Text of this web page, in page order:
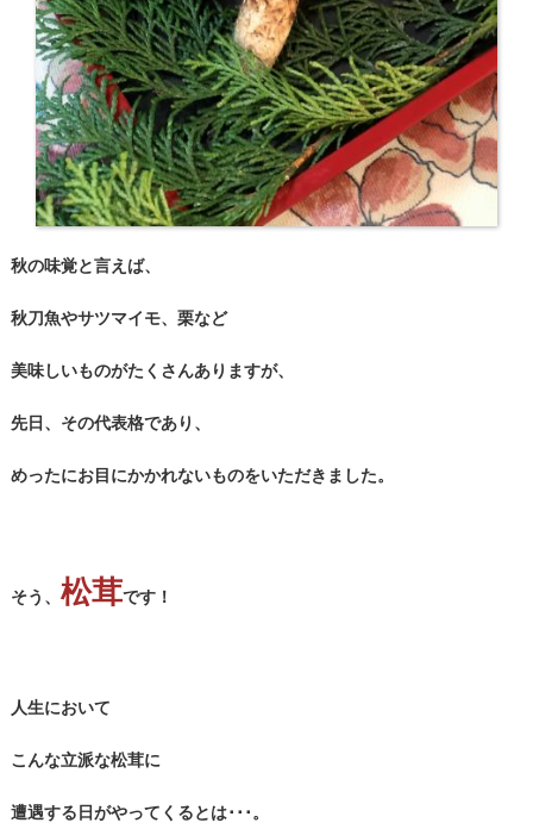
秋の味覚と言えば、
秋刀魚やサツマイモ、栗など
美味しいものがたくさんありますが、
先日、その代表格であり、
めったにお目にかかれないものをいただきました。
そう、 松茸です！
人生において
こんな立派な松茸に
遭遇する日がやってくるとは･･･。